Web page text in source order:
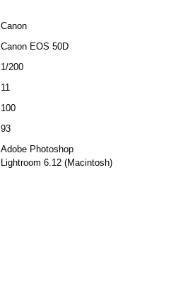
Canon
Canon EOS 50D
1/200
11
100
93
Adobe Photoshop
Lightroom 6.12 (Macintosh)